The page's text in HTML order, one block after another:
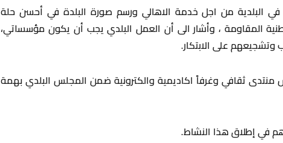
في البلدية من اجل خدمة الاهالي ورسم صورة البلدة في أحسن حلة
المقاومة ، وأشار الى أن العمل البلدي يجب أن يكون مؤسساتي،
وتشجيعهم على الابتكار.
ثقافي وغرفاً اكاديمية والكترونية ضمن المجلس البلدي بهمة
في إطلاق هذا النشاط.